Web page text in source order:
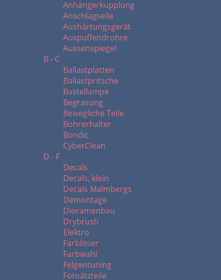
Anhängerkupplung
Anschlagseile
Aushärtungsgerät
Auspuffendrohre
Aussenspiegel
B - C
Ballastplatten
Ballastpritsche
Bastellampe
Begrasung
Bewegliche Teile
Bohrerhalter
Bondic
CyberClean
D - F
Decals
Decals, klein
Decals Malmbergs
Demontage
Dioramenbau
Drybrush
Elektro
Farblöser
Farbwahl
Felgentuning
Fotoätzteile